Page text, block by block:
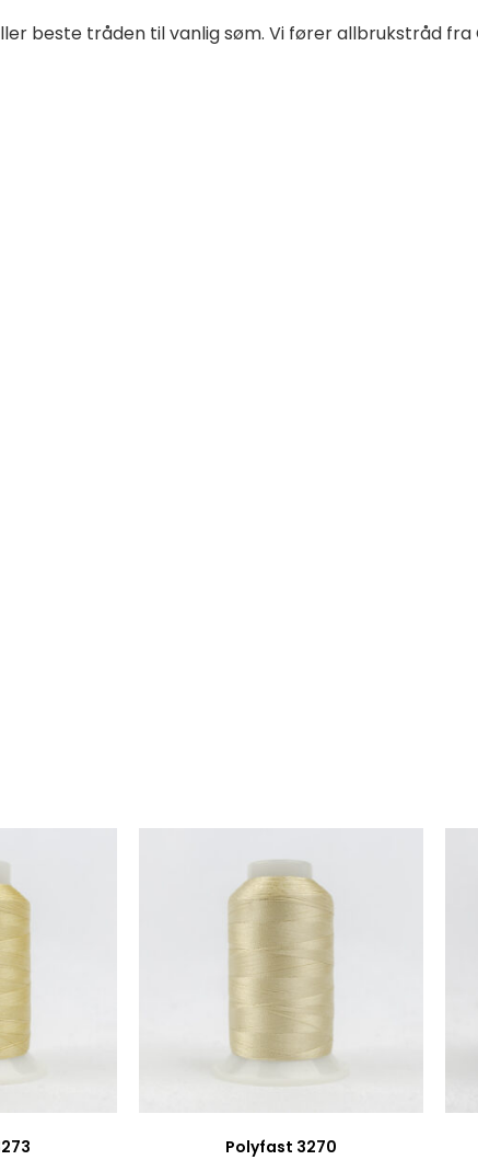
beste tråden til vanlig søm. Vi fører allbrukstråd
Polyfast 3270